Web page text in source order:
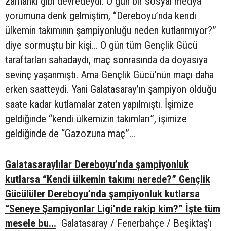
yorumuna denk gelmiştim, “Dereboyu’nda kendi
ülkemin takımının şampiyonluğu neden kutlanmıyor?”
diye sormuştu bir kişi... O gün tüm Gençlik Gücü
taraftarları sahadaydı, maç sonrasında da doyasıya
sevinç yaşanmıştı. Ama Gençlik Gücü’nün maçı daha
erken saatteydi. Yani Galatasaray’ın şampiyon olduğu
saate kadar kutlamalar zaten yapılmıştı. İşimize
geldiğinde “kendi ülkemizin takımları”, işimize
geldiğinde de “Gazozuna maç”...
Galatasaraylılar Dereboyu’nda şampiyonluk
kutlarsa “Kendi ülkemin takımı nerede?” Gençlik
Gücülüler Dereboyu’nda şampiyonluk kutlarsa
“Seneye Şampiyonlar Ligi’nde rakip kim?” İşte tüm
mesele bu... Galatasaray / Fenerbahçe / Beşiktaş’ı